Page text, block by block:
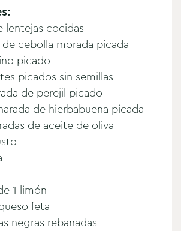
lentejas cocidas
cebolla morada picada
picado
picados sin semillas
de perejil picado
de hierbabuena picada
de aceite de oliva
1 limón
feta
negras rebanadas